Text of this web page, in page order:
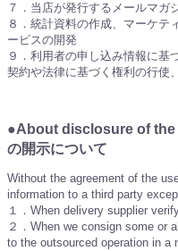
７．当店が発行するメールマガ
８．統計資料の作成、マーケテ
ービスの開発
９．利用者の申し込み情報に
契約や法律に基づく権利の行使
●About disclosure of
の開示について
Without the agreement of the
information to a third party
１．When delivery supplier
２．When we consign some or
to the outsourced operation in a